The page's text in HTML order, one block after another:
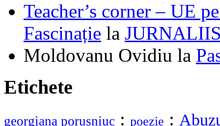
Teacher’s corner – UE
Fascinație la
Moldovanu Ovidiu la
Etichete
georgiana porusniuc : poezie :